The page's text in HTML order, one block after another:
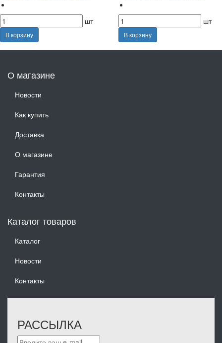
шт
В корзину
шт
В корзину
О магазине
Новости
Как купить
Доставка
О магазине
Гарантия
Контакты
Каталог товаров
Каталог
Новости
Контакты
РАССЫЛКА